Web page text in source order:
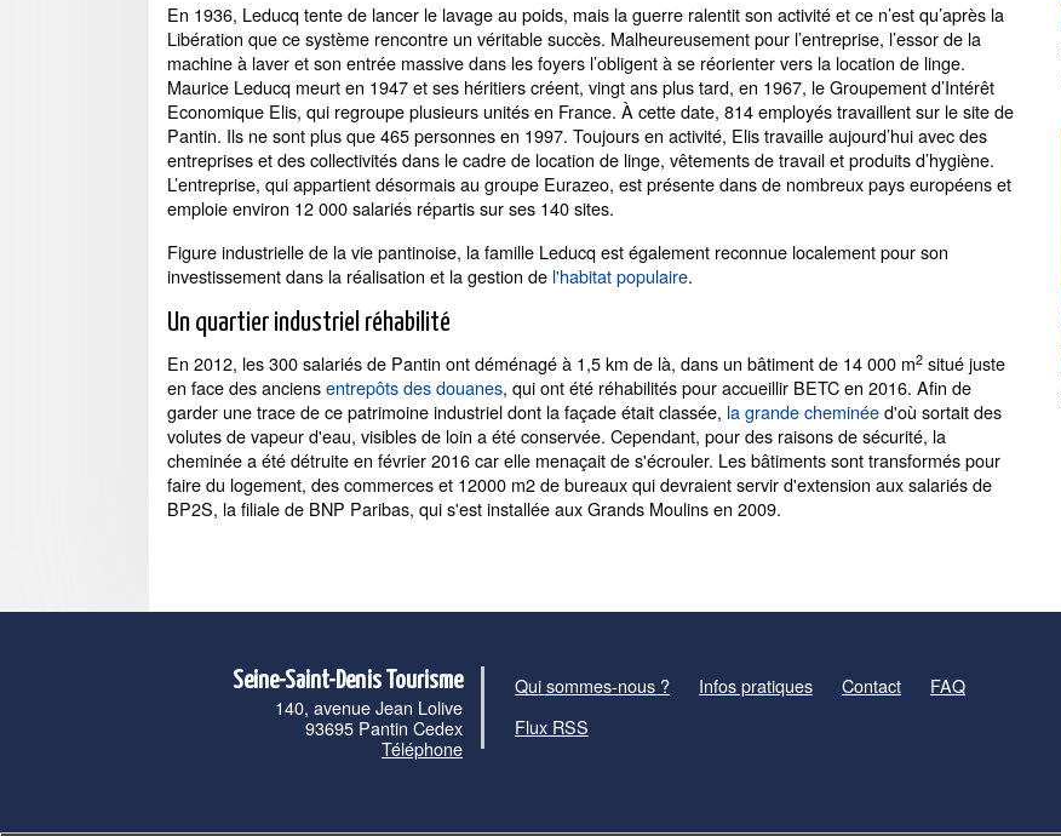
En 1936, Leducq tente de lancer le lavage au poids, mais la guerre ralentit son activité et ce n’est qu’après la
Libération que ce système rencontre un véritable succès. Malheureusement pour l’entreprise, l’essor de la
machine à laver et son entrée massive dans les foyers l’obligent à se réorienter vers la location de linge.
Maurice Leducq meurt en 1947 et ses héritiers créent, vingt ans plus tard, en 1967, le Groupement d’Intérêt
Economique Elis, qui regroupe plusieurs unités en France. À cette date, 814 employés travaillent sur le site de
Pantin. Ils ne sont plus que 465 personnes en 1997. Toujours en activité, Elis travaille aujourd’hui avec des
entreprises et des collectivités dans le cadre de location de linge, vêtements de travail et produits d’hygiène.
L’entreprise, qui appartient désormais au groupe Eurazeo, est présente dans de nombreux pays européens et
emploie environ 12 000 salariés répartis sur ses 140 sites.
Figure industrielle de la vie pantinoise, la famille Leducq est également reconnue localement pour son
investissement dans la réalisation et la gestion de l'habitat populaire.
Un quartier industriel réhabilité
En 2012, les 300 salariés de Pantin ont déménagé à 1,5 km de là, dans un bâtiment de 14 000 m2 situé juste
en face des anciensentrepôts des douanes, qui ont été réhabilités pour accueillir BETC en 2016. Afin de
garder une trace de ce patrimoine industriel dont la façade était classée, la grande cheminéed'où sortait des
volutes de vapeur d'eau, visibles de loin a été conservée. Cependant, pour des raisons de sécurité, la
cheminée a été détruite en février 2016 car elle menaçait de s'écrouler. Les bâtiments sont transformés pour
faire du logement, des commerces et 12000 m2 de bureaux qui devraient servir d'extension aux salariés de
BP2S, la filiale de BNP Paribas, qui s'est installée aux Grands Moulins en 2009.
Seine-Saint-Denis Tourisme
140, avenue Jean Lolive
93695 Pantin Cedex
Téléphone
Qui sommes-nous ? Infos pratiques Contact
FAQ
Flux RSS